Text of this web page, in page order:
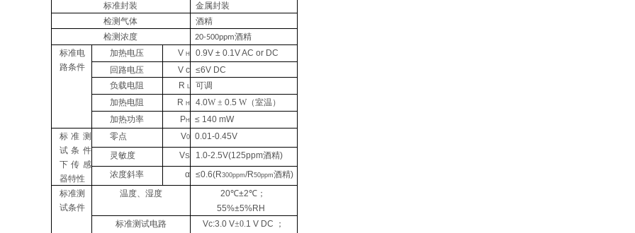
标准封装
金属封装
检测气体
酒精
检测浓度
20-500ppm酒精
标准电
路条件
加热电压 V H
0.9V ± 0.1V AC or DC
回路电压
V c ≤6V DC
负载电阻
R L
可调
加热电阻
R H 4.0W ± 0.5 W（室温）
加热功率
PH
≤ 140 mW
标准测
试条件
下传感
器特性
零点 V0
0.01-0.45V
灵敏度
VS
1.0-2.5V(125ppm酒精)
浓度斜率
α ≤0.6(R300ppm/R50ppm酒精)
标准测
试条件
温度、湿度
20℃±2℃；
55%±5%RH
标准测试电路
Vc:3.0 V±0.1 V DC ；